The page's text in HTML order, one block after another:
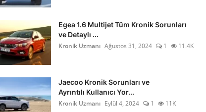
Egea 1.6 Multijet Tüm Kronik Sorunları
ve Detaylı ...
Kronik Uzmanı Ağustos 31, 2024 1 11.4K
Jaecoo Kronik Sorunları ve
Ayrıntılı Kullanıcı Yor...
Kronik Uzmanı Eylül 4, 2024 1 11K